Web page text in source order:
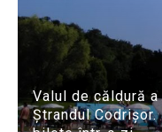
Valul de căldură
Ștrandul